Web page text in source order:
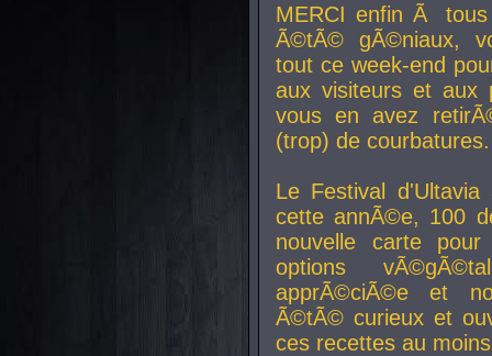
MERCI enfin Ã
Ã©tÃ© gÃ©niaux,
tout ce week-end
aux visiteurs et aux
vous en avez
(trop) de courbatures.
Le Festival
cette annÃ©e, 100
nouvelle carte
options
apprÃ©ciÃ©e et
Ã©tÃ© curieux et
ces recettes au